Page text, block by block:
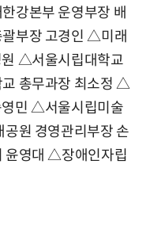
강본부 운영부장 배
부장 고경인△미래
△서울시립대학교
총무과장 최소정△
영민△서울시립미술
공원 경영관리부장 손
윤영대△장애인자립